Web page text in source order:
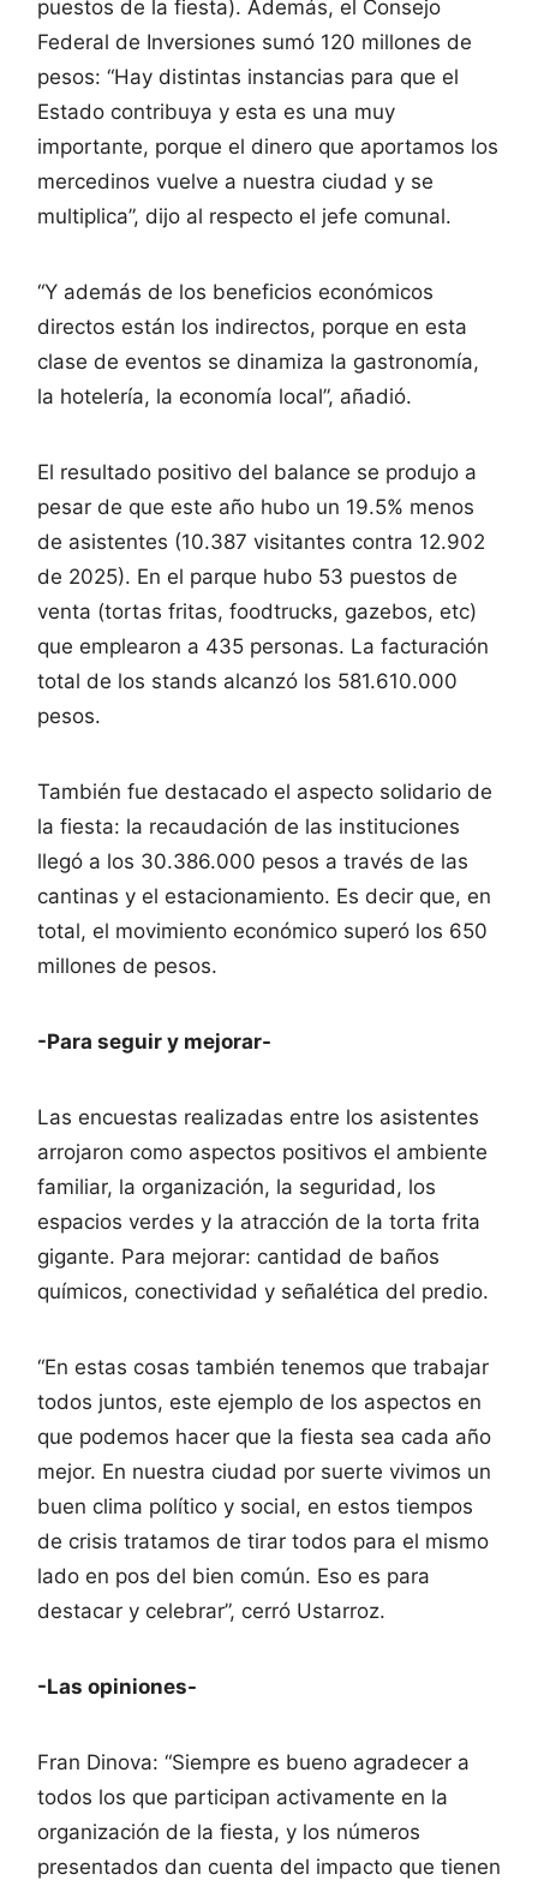
puestos de la fiesta). Además, el Consejo
Federal de Inversiones sumó 120 millones de
pesos: “Hay distintas instancias para que el
Estado contribuya y esta es una muy
importante, porque el dinero que aportamos los
mercedinos vuelve a nuestra ciudad y se
multiplica”, dijo al respecto el jefe comunal.
“Y además de los beneficios económicos
directos están los indirectos, porque en esta
clase de eventos se dinamiza la gastronomía,
la hotelería, la economía local”, añadió.
El resultado positivo del balance se produjo a
pesar de que este año hubo un 19.5% menos
de asistentes (10.387 visitantes contra 12.902
de 2025). En el parque hubo 53 puestos de
venta (tortas fritas, foodtrucks, gazebos, etc)
que emplearon a 435 personas. La facturación
total de los stands alcanzó los 581.610.000
pesos.
También fue destacado el aspecto solidario de
la fiesta: la recaudación de las instituciones
llegó a los 30.386.000 pesos a través de las
cantinas y el estacionamiento. Es decir que, en
total, el movimiento económico superó los 650
millones de pesos.
-Para seguir y mejorar-
Las encuestas realizadas entre los asistentes
arrojaron como aspectos positivos el ambiente
familiar, la organización, la seguridad, los
espacios verdes y la atracción de la torta frita
gigante. Para mejorar: cantidad de baños
químicos, conectividad y señalética del predio.
“En estas cosas también tenemos que trabajar
todos juntos, este ejemplo de los aspectos en
que podemos hacer que la fiesta sea cada año
mejor. En nuestra ciudad por suerte vivimos un
buen clima político y social, en estos tiempos
de crisis tratamos de tirar todos para el mismo
lado en pos del bien común. Eso es para
destacar y celebrar”, cerró Ustarroz.
-Las opiniones-
Fran Dinova: “Siempre es bueno agradecer a
todos los que participan activamente en la
organización de la fiesta, y los números
presentados dan cuenta del impacto que tienen